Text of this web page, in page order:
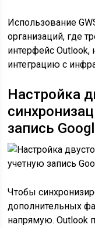
Использование
организаций, где
интерфейс
интеграцию с
Настройка
запись
Чтобы
дополнительных
напрямую. Outlook